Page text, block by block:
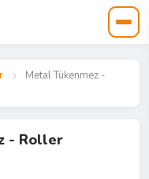
Metal Tükenmez -
- Roller